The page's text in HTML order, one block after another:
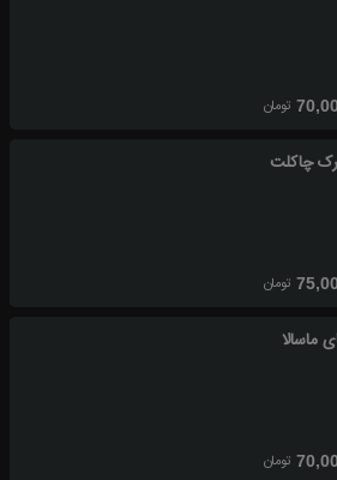
تومان
چاکلت
تومان
ماسالا
تومان